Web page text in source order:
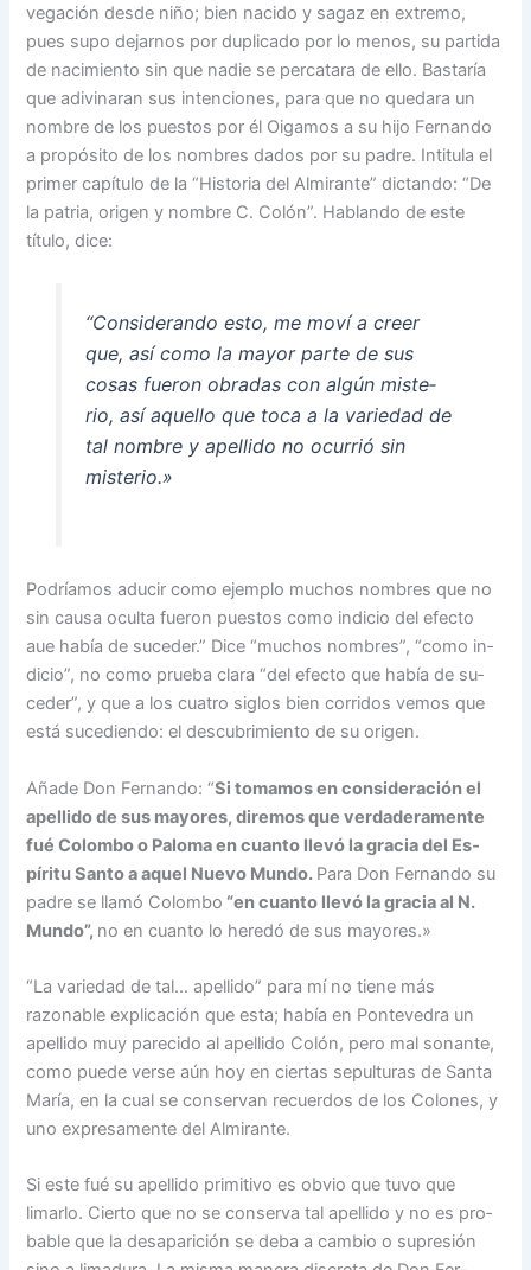
vegación desde niño; bien na­cido y sagaz en extremo,
pues supo dejarnos por duplicado por lo menos, su partida
de nacimiento sin que nadie se percatara de ello. Bastaría
que adivinaran sus intencio­nes, para que no quedara un
nombre de los puestos por él Oigamos a su hijo Fernan­do
a propósito de los nombres dados por su padre. Intitula el
primer capítulo de la “His­toria del Almirante” dictan­do: “De
la patria, origen y nombre C. Colón”. Hablando de este
título, dice:
“Considerando esto, me mo­ví a creer
que, así como la mayor parte de sus
cosas fue­ron obradas con algún miste­
rio, así aquello que toca a la variedad de
tal nombre y ape­llido no ocurrió sin
misterio.»
Podríamos aducir como ejem­plo muchos nombres que no
sin causa oculta fueron pues­tos como indicio del efecto
aue había de suceder.” Dice “muchos nombres”, “como in­
dicio”, no como prueba clara “del efecto que había de su­
ceder”, y que a los cuatro si­glos bien corridos vemos que
está sucediendo: el descubri­miento de su origen.
Añade Don Fernando: “Si tomamos en consideración el
apellido de sus mayores, di­remos que verdaderamente
fué Colombo o Paloma en cuanto llevó la gracia del Es­
píritu Santo a aquel Nuevo Mun­do. Para Don Fernando su
padre se llamó Colombo “en cuanto llevó la gracia al N.
Mundo”, no en cuanto lo heredó de sus mayores.»
“La variedad de tal… ape­llido” para mí no tiene más
razonable explicación que es­ta; había en Pontevedra un
apellido muy parecido al ape­llido Colón, pero mal sonan­te,
como puede verse aún hoy en ciertas sepulturas de San­ta
María, en la cual se con­servan recuerdos de los Co­lones, y
uno expresamente del Almirante.
Si este fué su apellido pri­mitivo es obvio que tuvo que
limarlo. Cierto que no se con­serva tal apellido y no es pro­
bable que la desaparición se deba a cambio o supresión